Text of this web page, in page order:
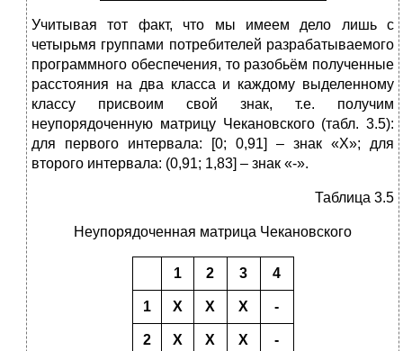
Учитывая тот факт, что мы имеем дело лишь с
четырьмя группами потребителей разрабатываемого
программного обеспечения, то разобьём полученные
расстояния на два класса и каждому выделенному
классу присвоим свой знак, т.е. получим
неупорядоченную матрицу Чекановского (табл. 3.5):
для первого интервала: [0; 0,91] – знак «Х»; для
второго интервала: (0,91; 1,83] – знак «-».
Таблица 3.5
Неупорядоченная матрица Чекановского
1 2 3 4
1 Х Х Х -
2 Х Х X -